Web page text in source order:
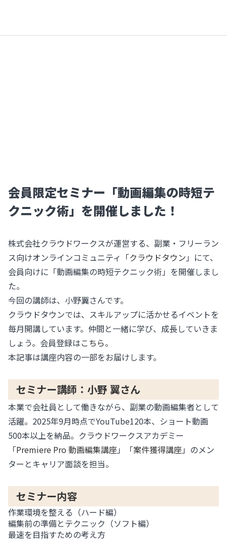
会員限定セミナー「動画編集の時短テ
クニック術」を開催しました！
株式会社クラウドワークスが運営する、副業・フリーラン
ス向けオンラインコミュニティ「クラウドタウン 」にて、
会員向けに「動画編集の時短テクニック術」を開催しまし
た。
今回の講師は、小野翼さんです。
クラウドタウンでは、スキルアップに活かせるイベントを
毎月開講しています。仲間と一緒に学び、成長していきま
しょう。会員登録はこちら。
本記事は講座内容の一部をお届けします。
セミナー講師：小野 翼さん
本業で会社員として働きながら、副業の動画編集者として
活躍。2025年9月時点でYouTube120本、ショート動画
500本以上を納品。クラウドワークスアカデミー
「Premiere Pro 動画編集講座」「案件獲得講座」のメン
ターとキャリア面談を担当。
セミナー内容
作業環境を整える（ハード編）
編集前の準備とテクニック（ソフト編）
最速を目指すための考え方